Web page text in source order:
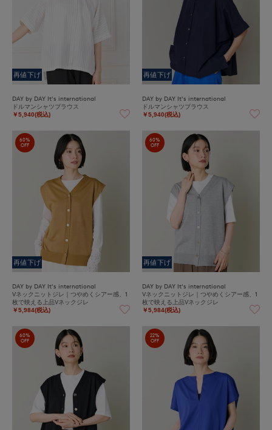
再値下げ
DAY by DAY It's international
ドルマンシャツブラウス
￥5,940(税込)
再値下げ
DAY by DAY It's international
ドルマンシャツブラウス
￥5,940(税込)
60%
OFF
再値下げ
DAY by DAY It's international
Vネックニットジレ｜つやめくシアー感、1
枚で映える上品Vネックジレ
￥5,984(税込)
60%
OFF
再値下げ
DAY by DAY It's international
Vネックニットジレ｜つやめくシアー感、1
枚で映える上品Vネックジレ
￥5,984(税込)
60%
OFF
22%
OFF